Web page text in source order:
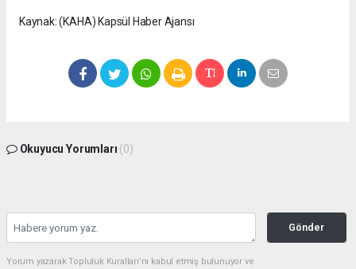
Kaynak: (KAHA) Kapsül Haber Ajansı
Okuyucu Yorumları (0)
Gönder
Yorum yazarak Topluluk Kuralları’nı kabul etmiş bulunuyor ve